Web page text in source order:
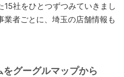
15社をひとつずつみていきまし
業者ごとに、埼玉の店舗情報も
グーグルマップから